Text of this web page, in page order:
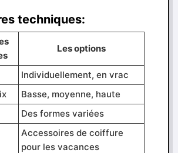
techniques:
Les options
Individuellement, en vrac
Basse, moyenne, haute
Des formes variées
Accessoires de coiffure
pour les vacances